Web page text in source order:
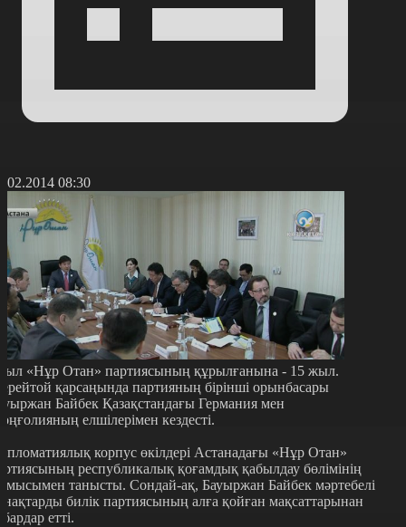
08:30
«Нұр Отан» партиясының құрылғанына - 15 жыл.
қарсаңында партияның бірінші орынбасары
Байбек Қазақстандағы Германия мен
елшілерімен кездесті.
корпус өкілдері Астанадағы «Нұр Отан»
республикалық қоғамдық қабылдау бөлімінің
танысты. Сондай-ақ, Бауыржан Байбек мәртебелі
билік партиясының алға қойған мақсаттарынан
етті.